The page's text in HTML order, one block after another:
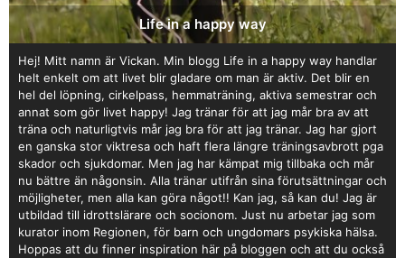
Life in a happy way
Hej! Mitt namn är Vickan. Min blogg Life in a happy way handlar
helt enkelt om att livet blir gladare om man är aktiv. Det blir en
hel del löpning, cirkelpass, hemmaträning, aktiva semestrar och
annat som gör livet happy! Jag tränar för att jag mår bra av att
träna och naturligtvis mår jag bra för att jag tränar. Jag har gjort
en ganska stor viktresa och haft flera längre träningsavbrott pga
skador och sjukdomar. Men jag har kämpat mig tillbaka och mår
nu bättre än någonsin. Alla tränar utifrån sina förutsättningar och
möjligheter, men alla kan göra något!! Kan jag, så kan du! Jag är
utbildad till idrottslärare och socionom. Just nu arbetar jag som
kurator inom Regionen, för barn och ungdomars psykiska hälsa.
Hoppas att du finner inspiration här på bloggen och att du också